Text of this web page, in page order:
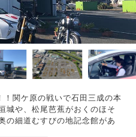
！関ケ原の戦いで石田三成の本
城や、松尾芭蕉がおくのほそ
の細道むすびの地記念館があ